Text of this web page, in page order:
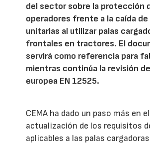
del sector sobre la protección
operadores frente a la caída de
unitarias al utilizar palas
frontales en tractores. El
servirá como referencia para
mientras continúa la revisión
europea EN 12525.
CEMA ha dado un paso más en
actualización de los requisitos
aplicables a las palas